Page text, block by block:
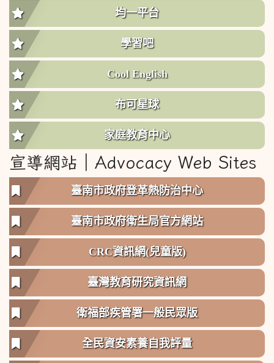
均一平台
學習吧
Cool English
布可星球
家庭教育中心
宣導網站︱Advocacy Web Sites
臺南市政府登革熱防治中心
臺南市政府衛生局官方網站
CRC資訊網(兒童版)
臺灣教育研究資訊網
衛福部疾管署一般民眾版
全民資安素養自我評量